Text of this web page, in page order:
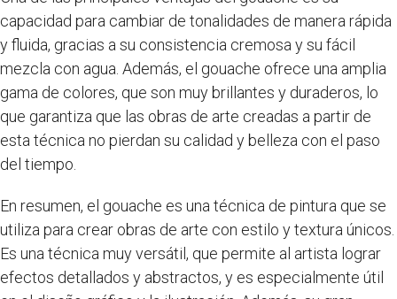
capacidad para cambiar de tonalidades de manera rápida
y fluida, gracias a su consistencia cremosa y su fácil
mezcla con agua. Además, el gouache ofrece una amplia
gama de colores, que son muy brillantes y duraderos, lo
que garantiza que las obras de arte creadas a partir de
esta técnica no pierdan su calidad y belleza con el paso
del tiempo.
En resumen, el gouache es una técnica de pintura que se
utiliza para crear obras de arte con estilo y textura únicos.
Es una técnica muy versátil, que permite al artista lograr
efectos detallados y abstractos, y es especialmente útil